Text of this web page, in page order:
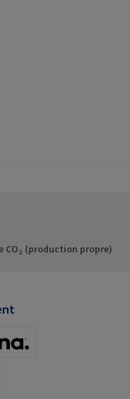
CO₂ (production propre)